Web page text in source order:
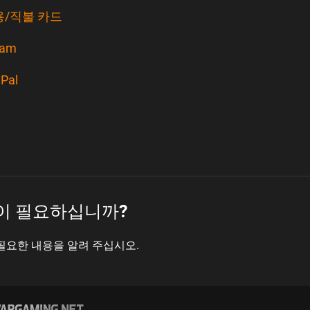
/직불 카드
필요하십니까?
요한 내용을 알려 주십시오.